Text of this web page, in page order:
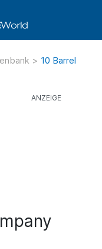
> 10 Barrel